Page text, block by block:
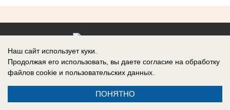
Реклама на сайте
Контакты
Вакансии
Информация
Наш сайт использует куки.
Продолжая его использовать, вы даете согласие на обработку
файлов cookie и пользовательских данных.
ПОНЯТНО